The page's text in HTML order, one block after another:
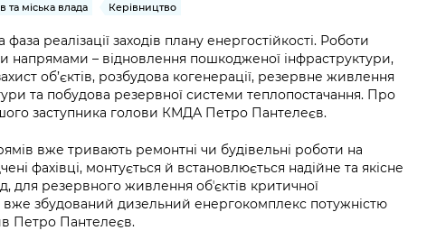
що
погодженні
Статистика
Звернення громадян
Регуляторна діяльність
довідки
Лікарні та медицина
Освіта та навчальні
заклади
Дороги, транспорт та
парковки
Навколишнє
середовище міста
Безпека та
правопорядок
Іноземцям / For
Громадський
бюджет
обмеженим
доступом
Подати запит
Проекти
нормативно-
правових та
та міська влада Керівництво
реалізації заходів плану енергостійкості. Роботи
напрямами – відновлення пошкодженої інфраструктури,
об’єктів, розбудова когенерації, резервне живлення
та побудова резервної системи теплопостачання. Про
заступника голови КМДА Петро Пантелеєв.
вже тривають ремонтні чи будівельні роботи на
фахівці, монтується й встановлюється надійне та якісне
для резервного живлення обʼєктів критичної
вже збудований дизельний енергокомплекс потужністю
Петро Пантелеєв.